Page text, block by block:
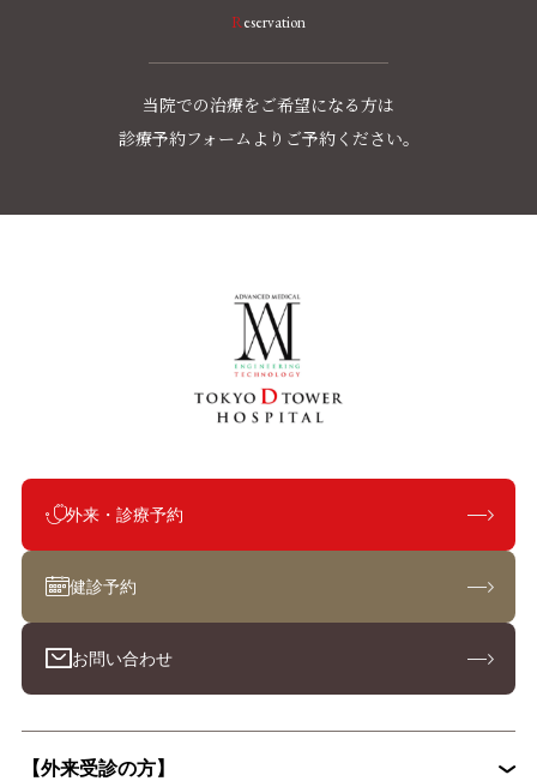
Reservation
当院での治療をご希望になる方は
診療予約フォームよりご予約ください。
外来・診療予約
健診予約
お問い合わせ
【外来受診の方】